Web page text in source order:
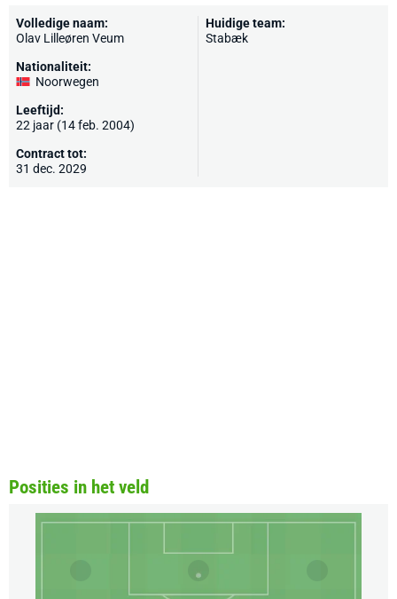
Volledige naam:
Olav Lilleøren Veum
Nationaliteit:
Noorwegen
Leeftijd:
22 jaar (14 feb. 2004)
Contract tot:
31 dec. 2029
Huidige team:
Stabæk
Posities in het veld